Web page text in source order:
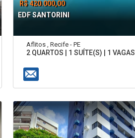
R$ 420.000,00
EDF SANTORINI
Aflitos , Recife - PE
2 QUARTOS | 1 SUÍTE(S) | 1 VAGAS